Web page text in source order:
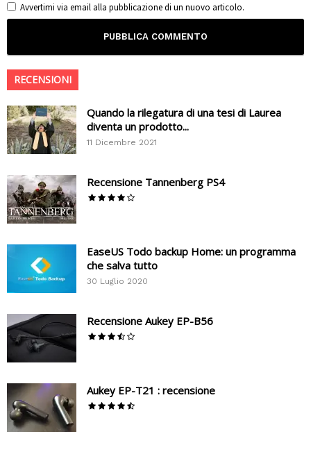
Avvertimi via email alla pubblicazione di un nuovo articolo.
RECENSIONI
Quando la rilegatura di una tesi di Laurea
diventa un prodotto...
11 Dicembre 2021
Recensione Tannenberg PS4
EaseUS Todo backup Home: un programma
che salva tutto
30 Luglio 2020
Recensione Aukey EP-B56
Aukey EP-T21 : recensione